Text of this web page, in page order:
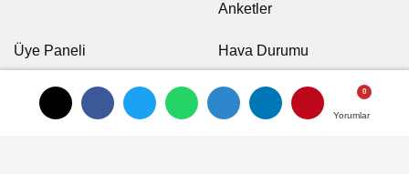
Yorumlar
Yorumlar
Anketler
Üye Paneli
Arşiv
Hava Durumu
Namaz Vakitleri